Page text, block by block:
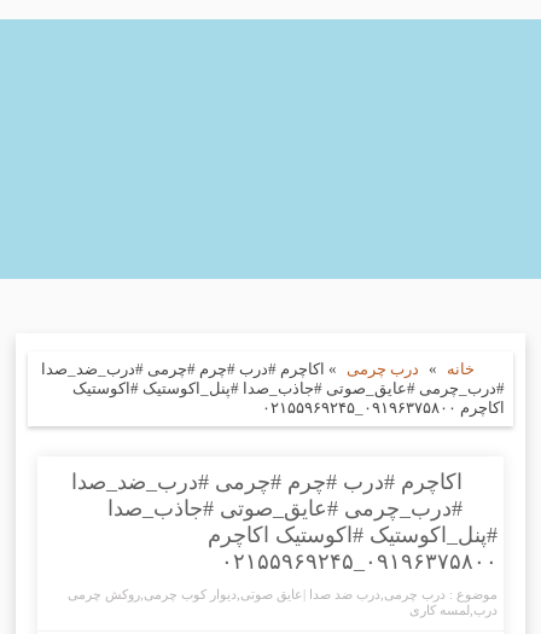
خانه » درب چرمی » اکاچرم #درب #چرم #چرمی #درب_ضد_صدا
#درب_چرمی #عایق_صوتی #جاذب_صدا #پنل_اکوستیک #اکوستیک
اکاچرم ۰۹۱۹۶۳۷۵۸۰۰_۰۲۱۵۵۹۶۹۲۴۵
اکاچرم #درب #چرم #چرمی #درب_ضد_صدا
#درب_چرمی #عایق_صوتی #جاذب_صدا
#پنل_اکوستیک #اکوستیک اکاچرم
۰۹۱۹۶۳۷۵۸۰۰_۰۲۱۵۵۹۶۹۲۴۵
موضوع : درب چرمی درب ضد صدا |عایق صوتی دیوار کوب چرمی ,روکش چرمی
درب لمسه کاری